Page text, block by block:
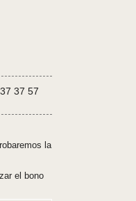
37 57
la
el bono